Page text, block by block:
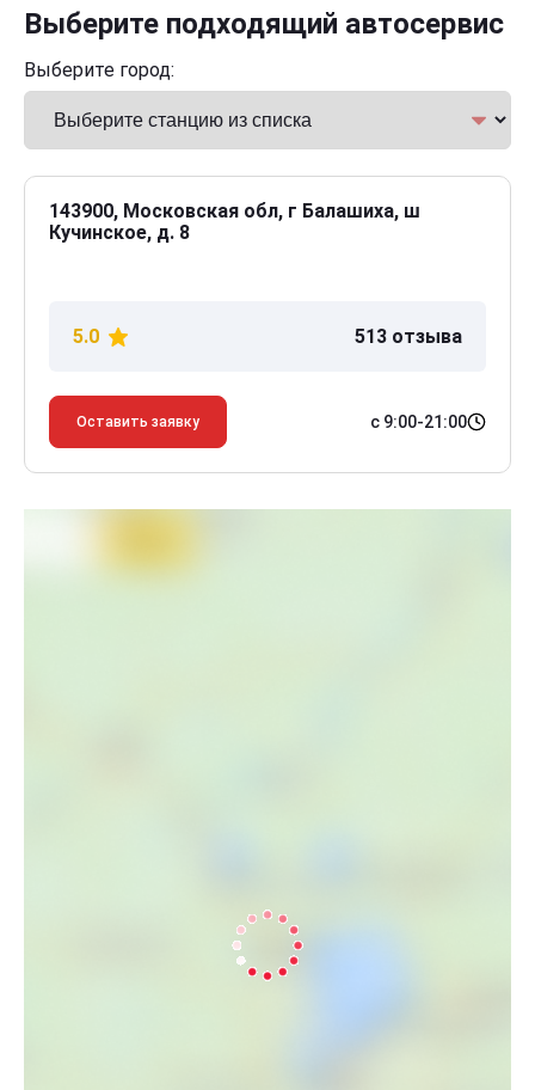
Выберите подходящий автосервис
Выберите город:
143900, Московская обл, г Балашиха, ш
Кучинское, д. 8
5.0 513 отзыва
Оставить заявку с 9:00-21:00